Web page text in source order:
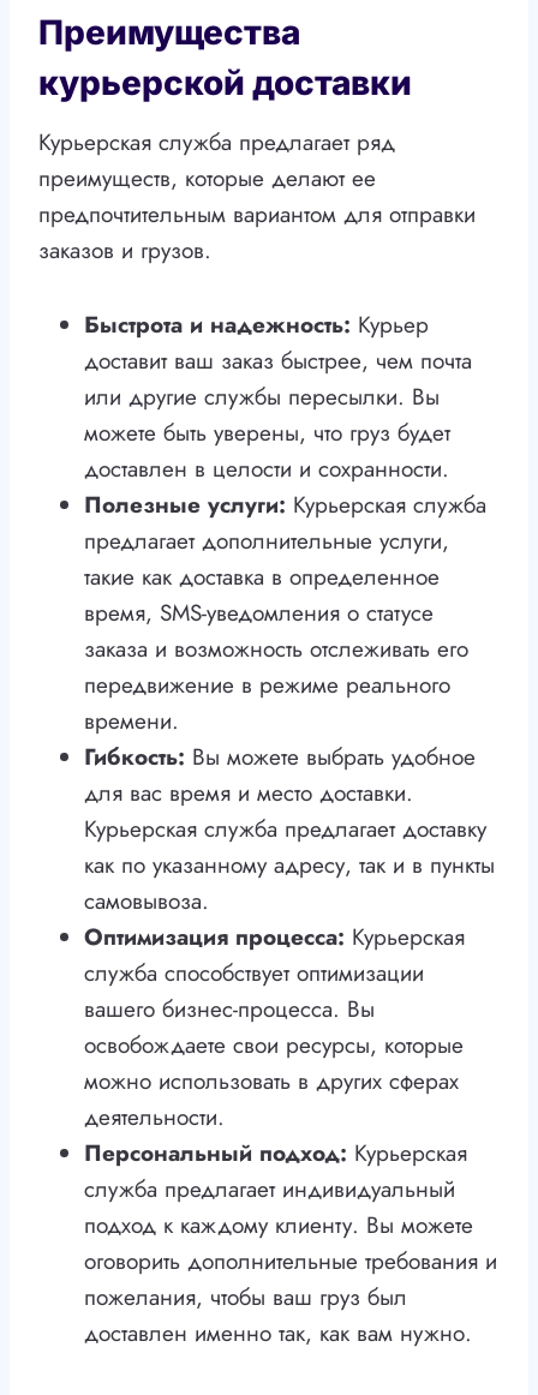
Преимущества
курьерской доставки
Курьерская служба предлагает ряд
преимуществ, которые делают ее
предпочтительным вариантом для отправки
заказов и грузов.
Быстрота и надежность: Курьер
доставит ваш заказ быстрее, чем почта
или другие службы пересылки. Вы
можете быть уверены, что груз будет
доставлен в целости и сохранности.
Полезные услуги: Курьерская служба
предлагает дополнительные услуги,
такие как доставка в определенное
время, SMS-уведомления о статусе
заказа и возможность отслеживать его
передвижение в режиме реального
времени.
Гибкость: Вы можете выбрать удобное
для вас время и место доставки.
Курьерская служба предлагает доставку
как по указанному адресу, так и в пункты
самовывоза.
Оптимизация процесса: Курьерская
служба способствует оптимизации
вашего бизнес-процесса. Вы
освобождаете свои ресурсы, которые
можно использовать в других сферах
деятельности.
Персональный подход: Курьерская
служба предлагает индивидуальный
подход к каждому клиенту. Вы можете
оговорить дополнительные требования и
пожелания, чтобы ваш груз был
доставлен именно так, как вам нужно.